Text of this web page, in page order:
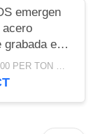
emergen
acero
grabada en
m 201
USD1200-3000 PER TON MOQ:1Ton